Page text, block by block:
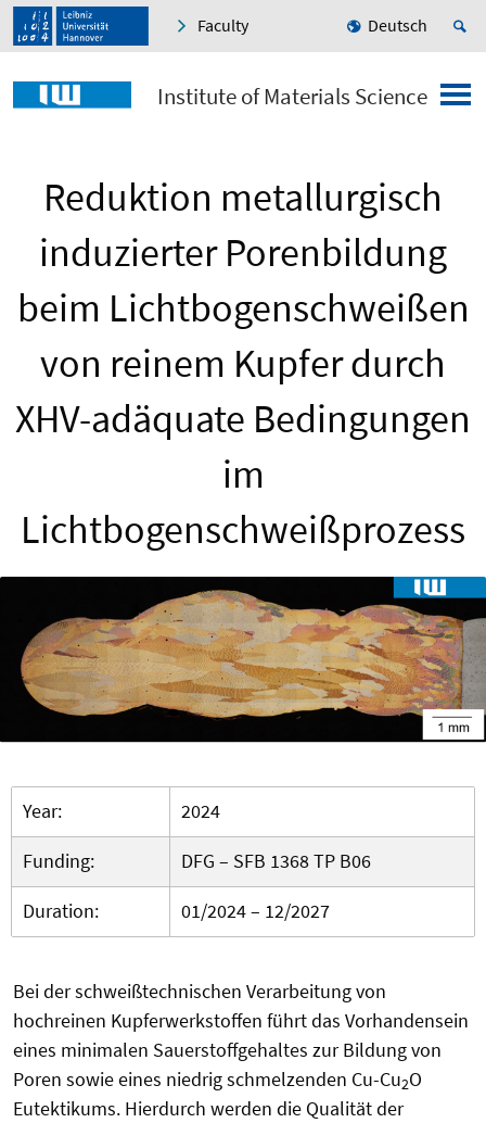
Faculty Deutsch
Institute of Materials Science
Reduktion metallurgisch
induzierter Porenbildung
beim Lichtbogenschweißen
von reinem Kupfer durch
XHV-adäquate Bedingungen
im
Lichtbogenschweißprozess
Year:
2024
Funding:
DFG – SFB 1368 TP B06
Duration:
01/2024 – 12/2027
Bei der schweißtechnischen Verarbeitung von
hochreinen Kupferwerkstoffen führt das Vorhandensein
eines minimalen Sauerstoffgehaltes zur Bildung von
Poren sowie eines niedrig schmelzenden Cu-Cu2O
Eutektikums. Hierdurch werden die Qualität der